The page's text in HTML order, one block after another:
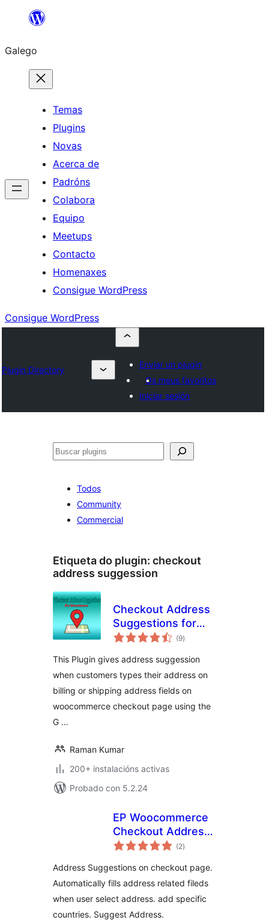
Saltar
contido
Galego
Temas
Plugins
Novas
Acerca de
Padróns
Colabora
Equipo
Meetups
Contacto
Homenaxes
Consigue WordPress
Consigue WordPress
Plugin Directory
Enviar un plugin
Os meus favoritos
Iniciar sesión
Buscar
Todos
Community
Commercial
Etiqueta do plugin: checkout
address suggession
Checkout Address
Suggestions for
WooCommerce
(9valoracións
totais
)
This Plugin gives address suggession
when customers types their address on
billing or shipping address fields on
woocommerce checkout page using the
G …
Raman Kumar
200+ instalacións activas
Probado con 5.2.24
EP Woocommerce
Checkout Address
AutoComplete
(2valoracións
totais
)
Address Suggestions on checkout page.
Automatically fills address related fileds
when user select address. add specific
countries. Suggest Address.